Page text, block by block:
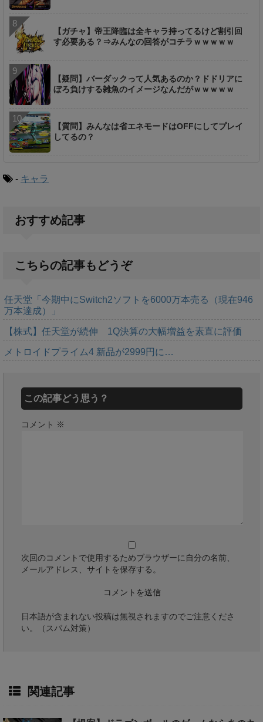
【ガチャ】帝王降臨は全キャラ持ってるけど割引回
す必要ある？⇒みんなの回答がコチラｗｗｗｗｗ
【疑問】バーダックって人気あるのか？ドドリアに
ぼろ負けする雑魚のイメージなんだがｗｗｗｗｗ
【質問】みんなは省エネモードはOFFにしてプレイ
してるの？
- キャラ
おすすめ記事
こちらの記事もどうぞ
任天堂「今期中にSwitch2ソフトを6000万本売る（現在946
万本達成）」
【株式】任天堂が続伸 1Q決算の大幅増益を素直に評価
メトロイドプライム4 新品が2999円に…
この記事どう思う？
コメント ※
次回のコメントで使用するためブラウザーに自分の名前、
メールアドレス、サイトを保存する。
日本語が含まれない投稿は無視されますのでご注意くださ
い。（スパム対策）
関連記事